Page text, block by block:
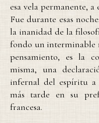
esa vela permanente,
Fue durante esas
la inanidad de la
fondo un interminable
pensamiento, es la
misma, una
infernal del espíritu a
más tarde en su
francesa.